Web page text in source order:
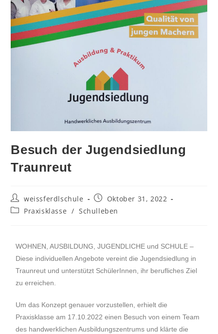
Besuch der Jugendsiedlung
Traunreut
weissferdlschule
Oktober 31, 2022
Praxisklasse / Schulleben
WOHNEN, AUSBILDUNG, JUGENDLICHE und SCHULE –
Diese individuellen Angebote vereint die Jugendsiedlung in
Traunreut und unterstützt SchülerInnen, ihr berufliches Ziel
zu erreichen.
Um das Konzept genauer vorzustellen, erhielt die
Praxisklasse am 17.10.2022 einen Besuch von einem Team
des handwerklichen Ausbildungszentrums und klärte die